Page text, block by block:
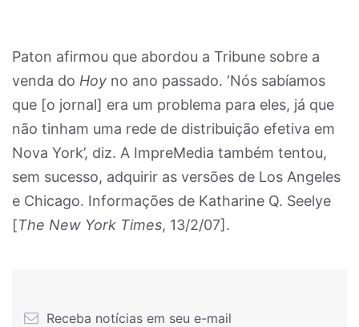
Paton afirmou que abordou a Tribune sobre a
venda do Hoy no ano passado. ‘Nós sabíamos
que [o jornal] era um problema para eles, já que
não tinham uma rede de distribuição efetiva em
Nova York’, diz. A ImpreMedia também tentou,
sem sucesso, adquirir as versões de Los Angeles
e Chicago. Informações de Katharine Q. Seelye
[The New York Times, 13/2/07].
Receba notícias em seu e-mail